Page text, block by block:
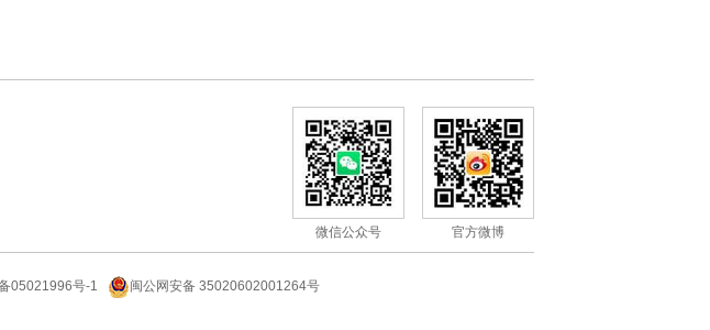
微信公众号 官方微博
05021996号-1 闽公网安备 35020602001264号